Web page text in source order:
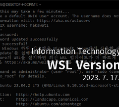
Information
WSL
2023. 7.